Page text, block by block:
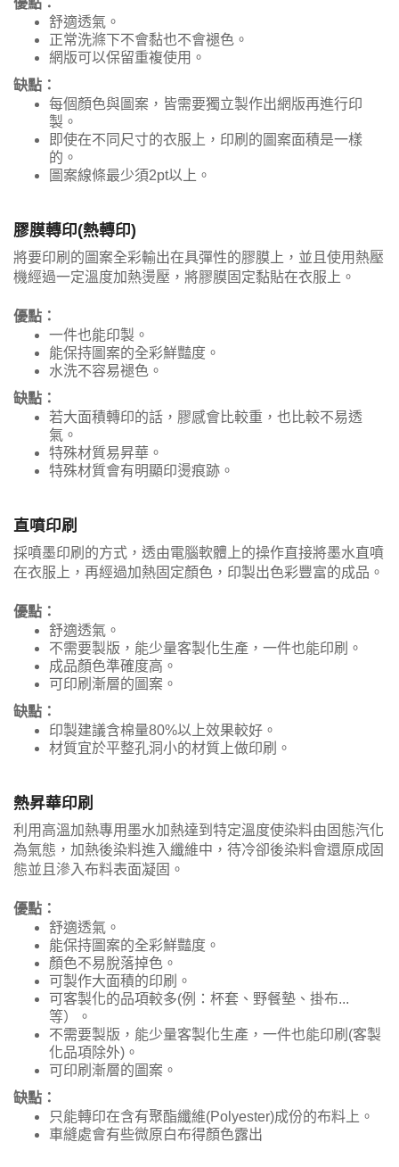
舒適透氣。
正常洗滌下不會黏也不會褪色。
網版可以保留重複使用。
缺點：
每個顏色與圖案，皆需要獨立製作出網版再進行印
製。
即使在不同尺寸的衣服上，印刷的圖案面積是一樣
的。
圖案線條最少須2pt以上。
膠膜轉印(熱轉印)
將要印刷的圖案全彩輸出在具彈性的膠膜上，並且使用熱壓
機經過一定溫度加熱燙壓，將膠膜固定黏貼在衣服上。
優點：
一件也能印製。
能保持圖案的全彩鮮豔度。
水洗不容易褪色。
缺點：
若大面積轉印的話，膠感會比較重，也比較不易透
氣。
特殊材質易昇華。
特殊材質會有明顯印燙痕跡。
直噴印刷
採噴墨印刷的方式，透由電腦軟體上的操作直接將墨水直噴
在衣服上，再經過加熱固定顏色，印製出色彩豐富的成品。
優點：
舒適透氣。
不需要製版，能少量客製化生產，一件也能印刷。
成品顏色準確度高。
可印刷漸層的圖案。
缺點：
印製建議含棉量80%以上效果較好。
材質宜於平整孔洞小的材質上做印刷。
熱昇華印刷
利用高溫加熱專用墨水加熱達到特定溫度使染料由固態汽化
為氣態，加熱後染料進入纖維中，待冷卻後染料會還原成固
態並且滲入布料表面凝固。
優點：
舒適透氣。
能保持圖案的全彩鮮豔度。
顏色不易脫落掉色。
可製作大面積的印刷。
可客製化的品項較多(例：杯套、野餐墊、掛布...
等）。
不需要製版，能少量客製化生產，一件也能印刷(客製
化品項除外)。
可印刷漸層的圖案。
缺點：
只能轉印在含有聚酯纖維(Polyester)成份的布料上。
車縫處會有些微原白布得顏色露出